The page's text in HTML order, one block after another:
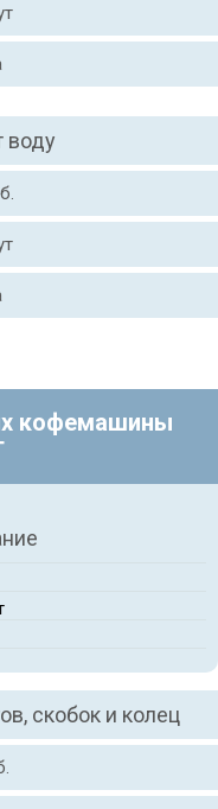
воду
кофемашины
скобок и колец